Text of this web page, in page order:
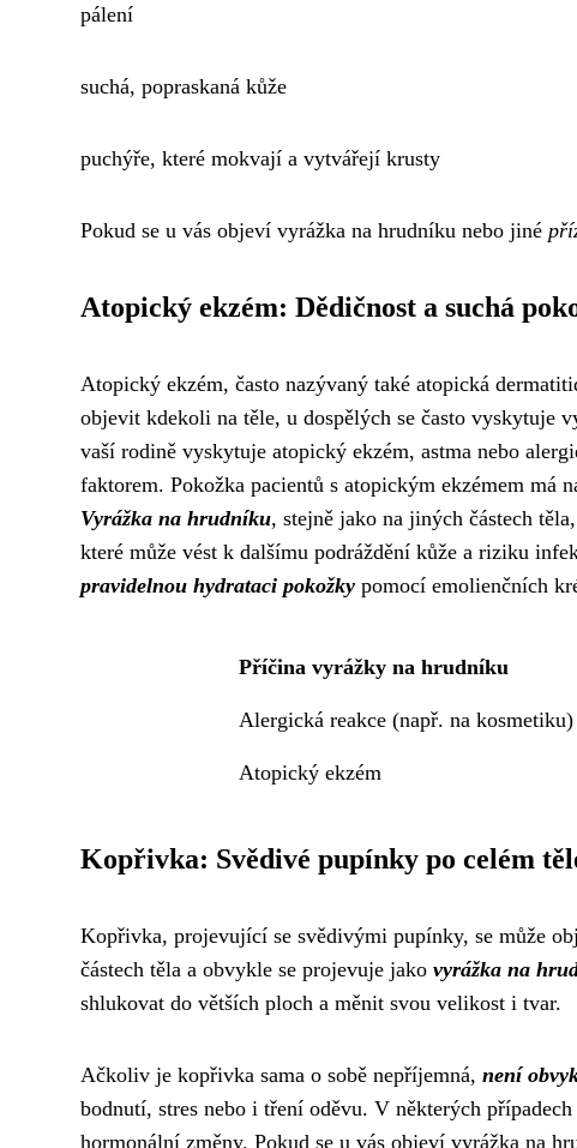
pálení
suchá, popraskaná kůže
puchýře, které mokvají a vytvářejí krusty
Pokud se u vás objeví vyrážka na hrudníku nebo jiné
Atopický ekzém: Dědičnost a suchá
Atopický ekzém, často nazývaný také atopická
objevit kdekoli na těle, u dospělých se často vyskytuje
vaší rodině vyskytuje atopický ekzém, astma nebo
faktorem. Pokožka pacientů s atopickým ekzémem má
Vyrážka na hrudníku, stejně jako na jiných částech
které může vést k dalšímu podráždění kůže a riziku
pravidelnou hydrataci pokožky pomocí emolienčních
Příčina vyrážky na hrudníku
Alergická reakce (např. na kosmetiku)
Atopický ekzém
Kopřivka: Svědivé pupínky po celém
Kopřivka, projevující se svědivými pupínky, se může
částech těla a obvykle se projevuje jako vyrážka na
shlukovat do větších ploch a měnit svou velikost i tvar.
Ačkoliv je kopřivka sama o sobě nepříjemná, není
bodnutí, stres nebo i tření oděvu. V některých
hormonální změny. Pokud se u vás objeví vyrážka na